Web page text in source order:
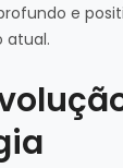
e
atual.